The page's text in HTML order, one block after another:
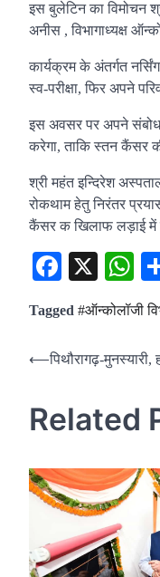
इस बुलेटिन का विमोचन
अनीस , विभागाध्यक्ष
कार्यक्रम के अंतर्गत
स्व-परीक्षा, फिर अपने
इस अवसर पर अपने
करेगा, ताकि स्तन कैंसर
श्री महंत इन्दिरेश
रोकथाम हेतु निरंतर
कैंसर क खिलाफ लड़ाई में
X
Tagged #ऑन्कोलॉजी
Post
⟵पिथौरागढ़-
Related